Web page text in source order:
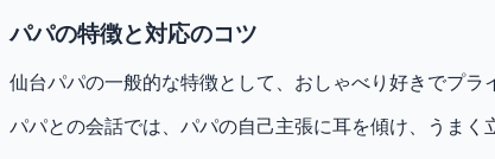
パパの特徴と対応のコツ
仙台パパの一般的な特徴として、おしゃべり好きでプラ
パパとの会話では、パパの自己主張に耳を傾け、うまく